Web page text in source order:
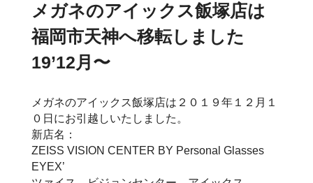
メガネのアイックス飯塚店は
福岡市天神へ移転しました
19’12月〜
メガネのアイックス飯塚店は２０１９年１２月１
０日にお引越しいたしました。
新店名：
ZEISS VISION CENTER BY Personal Glasses
EYEX’